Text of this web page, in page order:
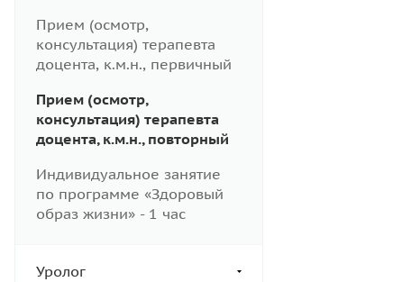
Прием (осмотр,
консультация) терапевта
доцента, к.м.н., первичный
Прием (осмотр,
консультация) терапевта
доцента, к.м.н., повторный
Индивидуальное занятие
по программе «Здоровый
образ жизни» - 1 час
Уролог